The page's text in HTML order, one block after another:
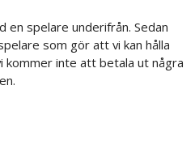
en spelare underifrån. Sedan
som gör att vi kan hålla
kommer inte att betala ut några